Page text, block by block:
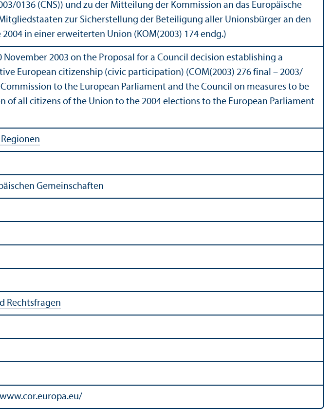
0136 (CNS)) und zu der Mitteilung der Kommission an das Europäische
zur Sicherstellung der Beteiligung aller Unionsbürger an den
in einer erweiterten Union (KOM(2003) 174 endg.)
2003 on the Proposal for a Council decision establishing a
European citizenship (civic participation) (COM(2003) 276 final – 2003/
to the European Parliament and the Council on measures to be
of all citizens of the Union to the 2004 elections to the European Parliament
Gemeinschaften
Rechtsfragen